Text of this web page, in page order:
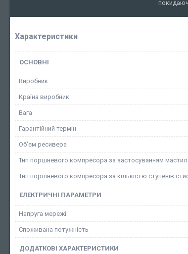
Характеристики
ОСНОВНІ
Виробник
Країна виробник
Вага
Гарантійний термін
Об'єм ресивера
Тип поршневого компресора за застосуванням
Тип поршневого компресора за кількістю ступенів
ЕЛЕКТРИЧНІ ПАРАМЕТРИ
Напруга мережі
Споживана потужність
ДОДАТКОВІ ХАРАКТЕРИСТИКИ